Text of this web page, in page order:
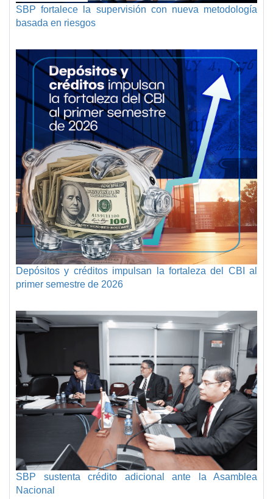
SBP fortalece la supervisión con nueva metodología
basada en riesgos
Depósitos y créditos impulsan la fortaleza del CBI al
primer semestre de 2026
SBP sustenta crédito adicional ante la Asamblea
Nacional